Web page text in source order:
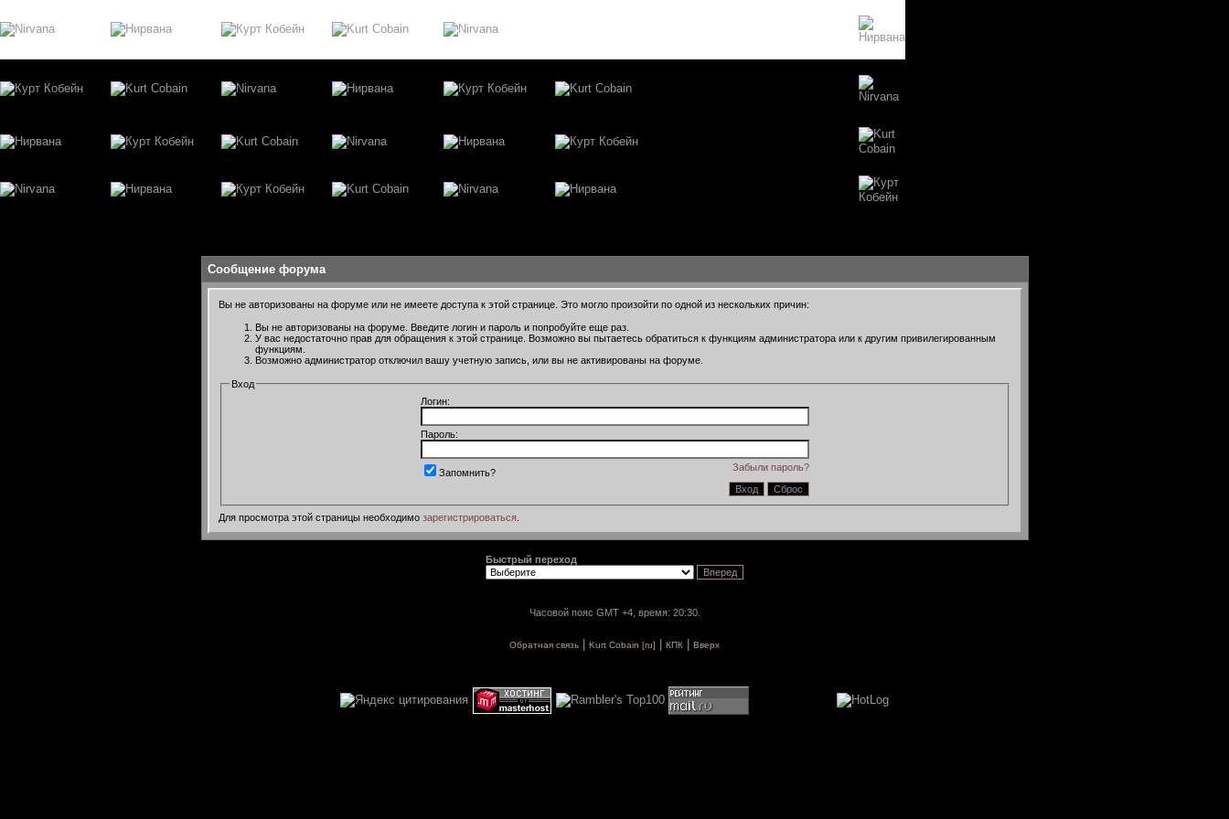
Сообщение форума
Вы не авторизованы на форуме или не имеете доступа к этой странице. Это могло произойти по одной из нескольких причин:
Вы не авторизованы на форуме. Введите логин и пароль и попробуйте еще раз.
У вас недостаточно прав для обращения к этой странице. Возможно вы пытаетесь обратиться к функциям администратора или к другим привилегированным
функциям.
Возможно администратор отключил вашу учетную запись, или вы не активированы на форуме.
Вход
Логин:
Пароль:
Забыли пароль?
Запомнить?
Для просмотра этой страницы необходимо зарегистрироваться.
Быстрый переход
Часовой пояс GMT +4, время: 20:30.
Обратная связь Kurt Cobain [ru] КПК Вверх